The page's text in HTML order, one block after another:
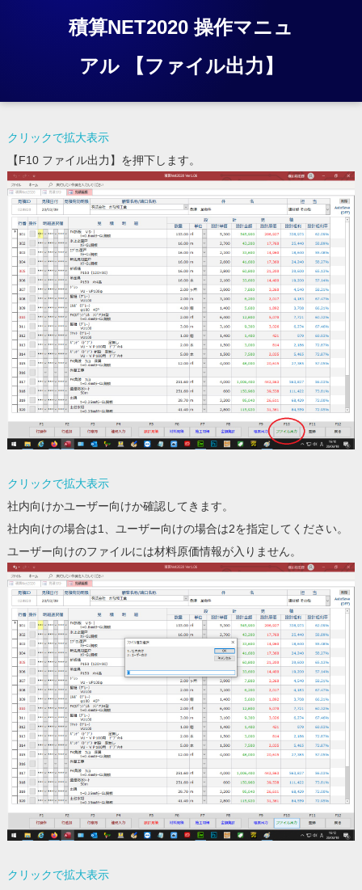
積算NET2020 操作マニュ
アル 【ファイル出力】
クリックで拡大表示
【F10 ファイル出力】を押下します。
クリックで拡大表示
社内向けかユーザー向けか確認してきます。
社内向けの場合は1、ユーザー向けの場合は2を指定してください。
ユーザー向けのファイルには材料原価情報が入りません。
クリックで拡大表示